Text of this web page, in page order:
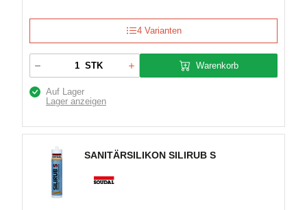
4 Varianten
STK Warenkorb
Auf Lager
Lager anzeigen
SANITÄRSILIKON SILIRUB S